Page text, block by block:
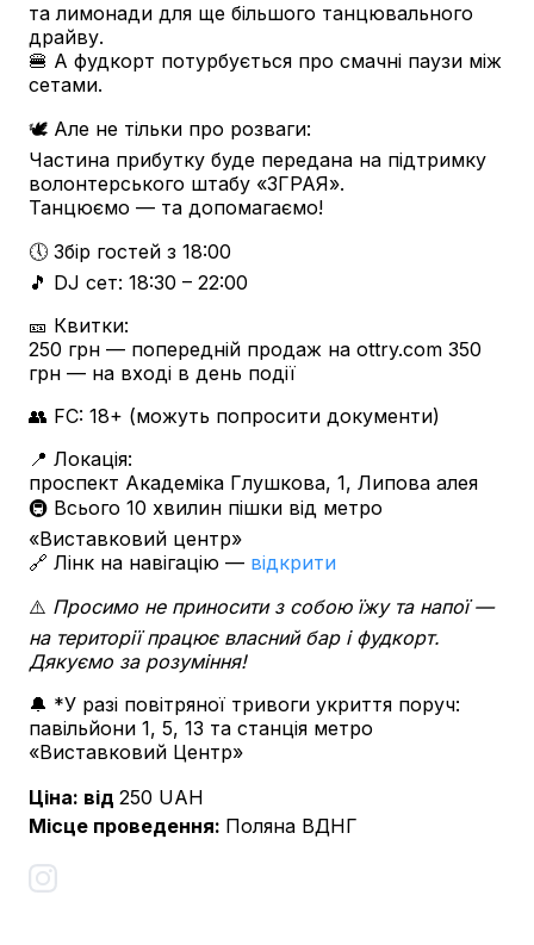
та лимонади для ще більшого танцювального
драйву.
🍔 А фудкорт потурбується про смачні паузи між
сетами.
🕊️ Але не тільки про розваги:
Частина прибутку буде передана на підтримку
волонтерського штабу «ЗГРАЯ».
Танцюємо — та допомагаємо!
🕔 Збір гостей з 18:00
🎵 DJ сет: 18:30 – 22:00
🎫 Квитки:
250 грн — попередній продаж на ottry.com 350
грн — на вході в день події
👥 FC: 18+ (можуть попросити документи)
📍 Локація:
проспект Академіка Глушкова, 1, Липова алея
🚇 Всього 10 хвилин пішки від метро
«Виставковий центр»
🔗 Лінк на навігацію — відкрити
⚠️ Просимо не приносити з собою їжу та напої —
на території працює власний бар і фудкорт.
Дякуємо за розуміння!
🔔 *У разі повітряної тривоги укриття поруч:
павільйони 1, 5, 13 та станція метро
«Виставковий Центр»
Ціна: від 250 UAH
Місце проведення: Поляна ВДНГ